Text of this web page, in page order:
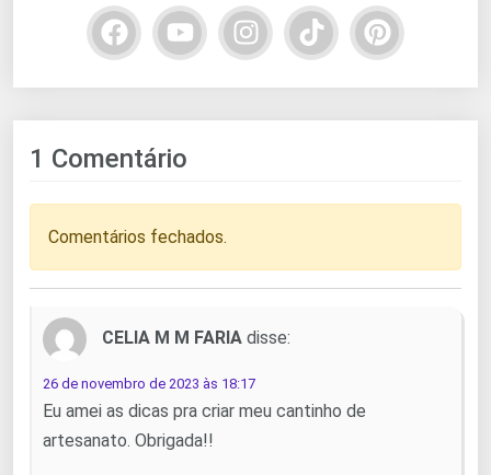
1 Comentário
Comentários fechados.
CELIA M M FARIA disse:
26 de novembro de 2023 às 18:17
Eu amei as dicas pra criar meu cantinho de
artesanato. Obrigada!!